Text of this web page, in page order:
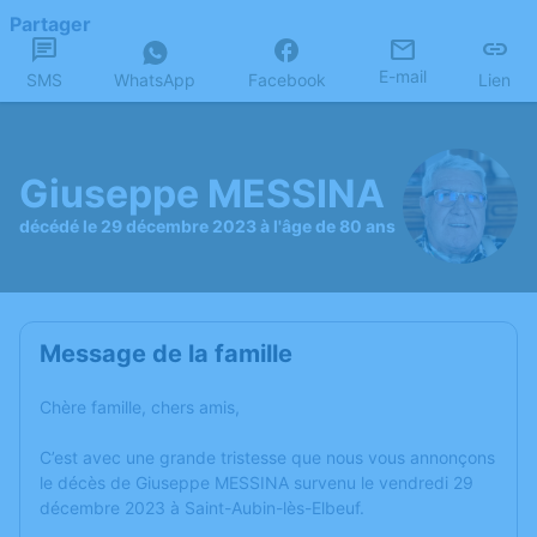
Partager
SMS WhatsApp Facebook E-mail Lien
Giuseppe MESSINA
décédé le 29 décembre 2023 à l'âge de 80 ans
Message de la famille
Chère famille, chers amis,
C’est avec une grande tristesse que nous vous annonçons
le décès de Giuseppe MESSINA survenu le vendredi 29
décembre 2023 à Saint-Aubin-lès-Elbeuf.